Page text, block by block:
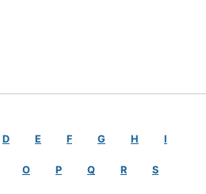
D E F G H I
O P Q R S